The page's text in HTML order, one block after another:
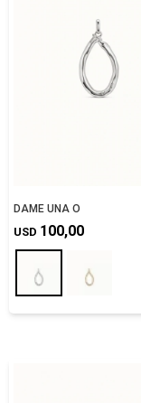
DAME UNA O
USD 100,00